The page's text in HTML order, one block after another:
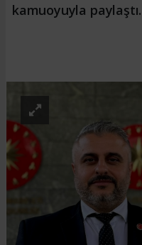
kamuoyuyla paylaştı.